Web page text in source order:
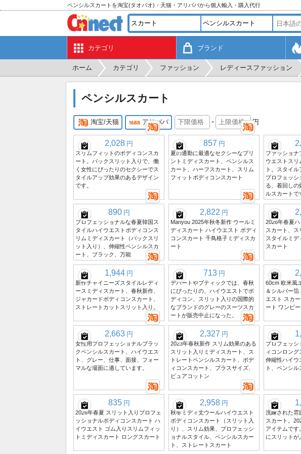
ペンシルスカートを淘宝(タオバオ)・天猫・アリババから個人輸入・購入代行
カテゴリ ブランド
ホーム カテゴリ ファッション レディースファッション
ペンシルスカート
淘宝/天猫 アリババ - 円
2,028 円
スリムフィットのボディコンスカ
ート。バックスリット入りで、働
く女性にぴったりのセクシーでス
タイルアップ効果のあるデザイン
です。
857 円
夏の通勤に最適なセクシーなプリ
ントミディスカート、ペンシルス
カート、ハーフスカート、スリム
フィットボディコンスカート
ファッショナ
ウエストスリ
ト。スタイル
プロフェッシ
る、着回しの
ルスカートで
890 円
プロフェッショナルな春夏韓国ス
タイルハイウエストボディコンス
リムミディスカート（バックスリ
ット入り）、伸縮性ペンシルスカ
ート、ブラック、万能
2,822 円
Manyou 2025年秋冬新作 ウールミ
ディスカート ハイウエスト ボディ
コンスカート 千鳥格子ミディスカ
ート
2026年春夏
スカート、ス
スタイルミデ
スカート
1,944 円
新作チャイニーズスタイルレディ
ースミディスカート、春秋新作、
ジャカードボディコンスカート、
ストレートカットスリット入り。
713 円
デパートやブティックでは、春秋
にぴったりの、ハイウエストでボ
ディコン、スリット入りの国際的
なブランドのグレーのスーツスカ
ートが販売中止になった。
60cm 欧米風
＆シルバー箔
エスト スカ
ート ワンピ
2,663 円
女性用プロフェッショナルブラッ
クペンシルスカート、ハイウエス
ト、グレー、仕事、面接、フォー
マルな場面に適しています。
2,327 円
2023年春秋新作 スリム効果のある
スリット入りミディスカート、ス
トレートペンシルスカート、ボデ
ィコンスカート、プラスサイズ、
ピュアコットン
プロフェッシ
ィコンロング
伸縮性ハイウ
ト、ペンシ
835 円
2026年春夏 スリット入りプロフェ
ッショナルボディコンスカート ハ
イウエスト ゴム入りスリムフィッ
トミディスカート ロングスカート
2,958 円
秋冬ミディ丈ウールハイウエスト
ボディコンスカート（スリット入
り）、スリム効果、プロフェッシ
ョナルスタイル、ペンシルスカー
ト、ストレートスカート
洗練された雰
スカート。
アイテムです
にスリットが